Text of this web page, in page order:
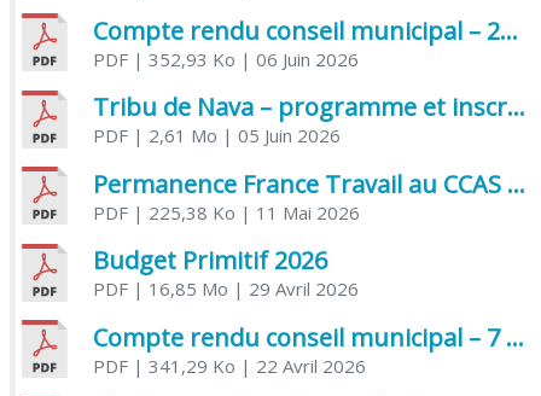
Compte rendu conseil municipal – 21 avril 2026
PDF| 352,93 Ko | 06 Juin 2026
Tribu de Nava – programme et inscriptions été 2026
PDF| 2,61 Mo | 05 Juin 2026
Permanence France Travail au CCAS de Saujon Juin 2026
PDF| 225,38 Ko | 11 Mai 2026
Budget Primitif 2026
PDF| 16,85 Mo | 29 Avril 2026
Compte rendu conseil municipal – 7 avril 2026
PDF| 341,29 Ko | 22 Avril 2026